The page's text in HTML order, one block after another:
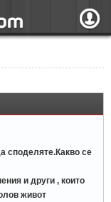
Вход чрез
споделяте.Какво се
и други , които
живот